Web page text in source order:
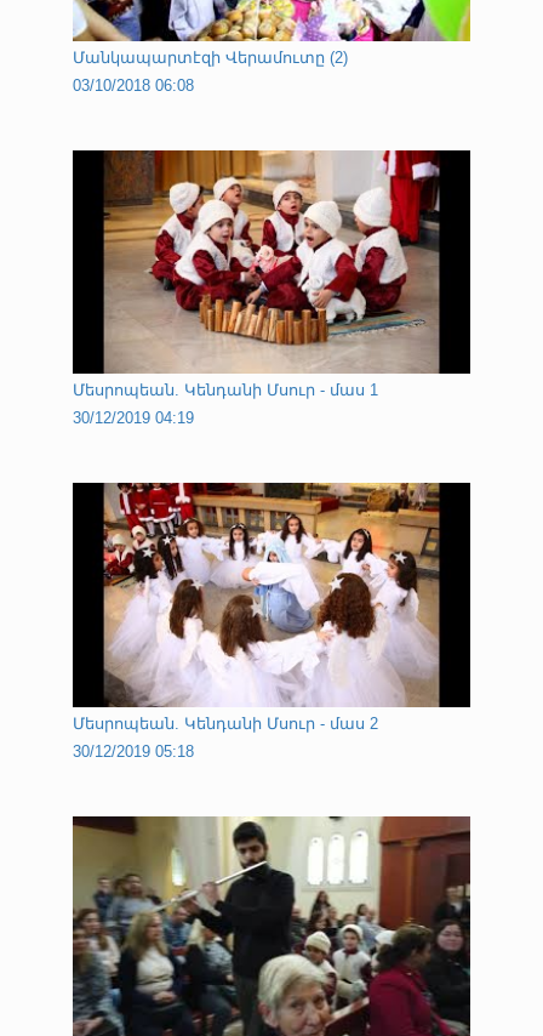
Մանկապարտէզի Վերամուտը (2)
03/10/2018 06:08
Մեսրոպեան. Կենդանի Մսուր - մաս 1
30/12/2019 04:19
Մեսրոպեան. Կենդանի Մսուր - մաս 2
30/12/2019 05:18